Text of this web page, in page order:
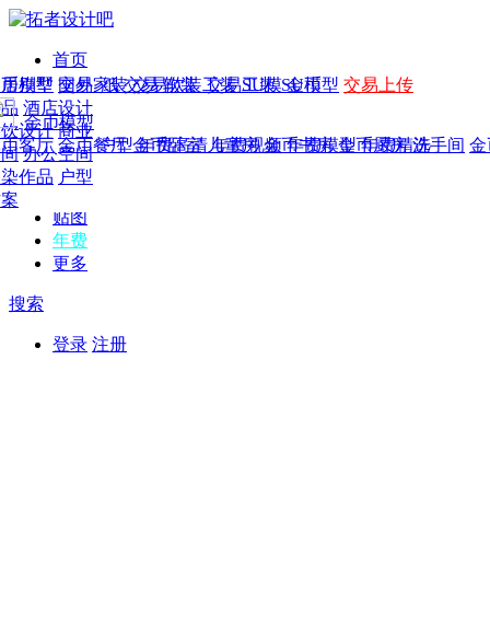
首页
发现
年费 作品 图纸 交易 软装 工装 SU模 金币
年费版块
费图纸 年费户型 年费高清 年费视频 年费模型 年费精选
作品
别墅 国外
酒店设计
设计 商业
办公空间
作品 户型
模型
模型 交易家装 交易软装 交易工装 SU模型 交易上传
金币模型
客厅 金币餐厅 金币卧室 儿童房 金币书房 金币厨房 洗手间 金
CAD
概念
贴图
年费
更多
搜索
登录 注册